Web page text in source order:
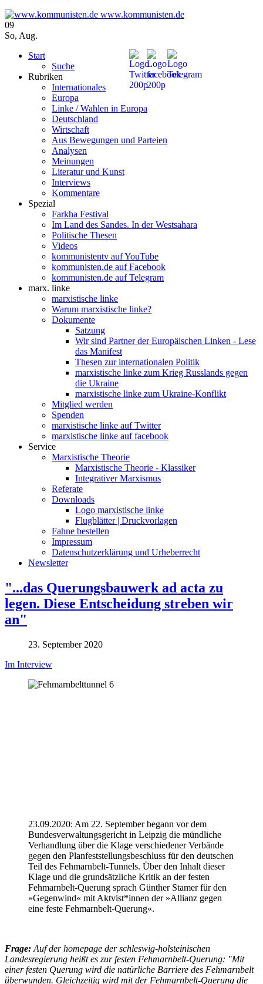
www.kommunisten.de
09
So, Aug.
Start
Suche
Rubriken
Internationales
Europa
Linke / Wahlen in Europa
Deutschland
Wirtschaft
Aus Bewegungen und Parteien
Analysen
Meinungen
Literatur und Kunst
Interviews
Kommentare
Spezial
Farkha Festival
Im Land des Sandes. In der Westsahara
Politische Thesen
Videos
kommunistentv auf YouTube
kommunisten.de auf Facebook
kommunisten.de auf Telegram
marx. linke
marxistische linke
Warum marxistische linke?
Dokumente
Satzung
Wir sind Partner der Europäischen Linken - Lese
das Manifest
Thesen zur internationalen Politik
marxistische linke zum Krieg Russlands gegen
die Ukraine
marxistische linke zum Ukraine-Konflikt
Mitglied werden
Spenden
marxistische linke auf Twitter
marxistische linke auf facebook
Service
Marxistische Theorie
Marxistische Theorie - Klassiker
Integrativer Marxismus
Referate
Downloads
Logo marxistische linke
Flugblätter | Druckvorlagen
Fahne bestellen
Impressum
Datenschutzerklärung und Urheberrecht
Newsletter
"...das Querungsbauwerk ad acta zu
legen. Diese Entscheidung streben wir
an"
23. September 2020
Im Interview
23.09.2020: Am 22. September begann vor dem
Bundesverwaltungsgericht in Leipzig die mündliche
Verhandlung über die Klage verschiedener Verbände
gegen den Planfeststellungsbeschluss für den deutschen
Teil des Fehmarnbelt-Tunnels. Über den Inhalt dieser
Klage und die grundsätzliche Kritik an der festen
Fehmarnbelt-Querung sprach Günther Stamer für den
»Gegenwind« mit Aktvist*innen der »Allianz gegen
eine feste Fehmarnbelt-Querung«.
Frage: Auf der homepage der schleswig-holsteinischen
Landesregierung heißt es zur festen Fehmarnbelt-Querung: "Mit
einer festen Querung wird die natürliche Barriere des Fehmarnbelt
überwunden. Gleichzeitig wird mit der Fehmarnbelt-Querung die